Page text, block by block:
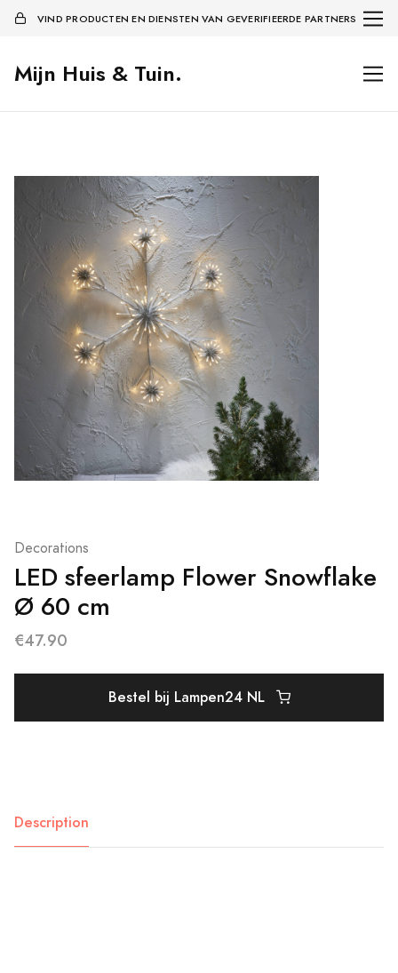
VIND PRODUCTEN EN DIENSTEN VAN GEVERIFIEERDE PARTNERS
Mijn Huis & Tuin.
Decorations
LED sfeerlamp Flower Snowflake
Ø 60 cm
€47.90
Bestel bij Lampen24 NL
Description